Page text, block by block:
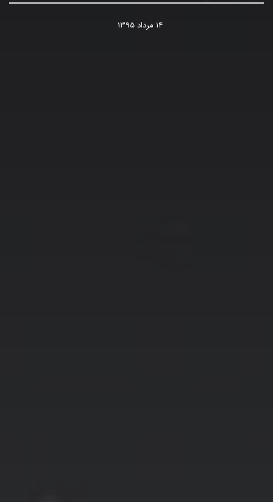
۱۴ مرداد ۱۳۹۵